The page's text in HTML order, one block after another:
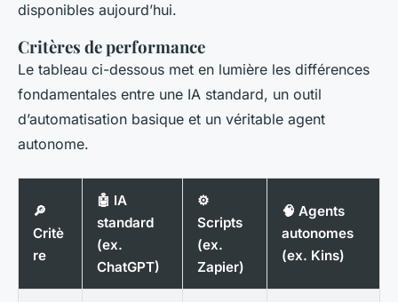
disponibles aujourd’hui.
Critères de performance
Le tableau ci-dessous met en lumière les différences
fondamentales entre une IA standard, un outil
d’automatisation basique et un véritable agent
autonome.
🔎
Critè
re
🤖 IA
standard
(ex.
ChatGPT)
⚙️
Scripts
(ex.
Zapier)
🧠 Agents
autonomes
(ex. Kins)